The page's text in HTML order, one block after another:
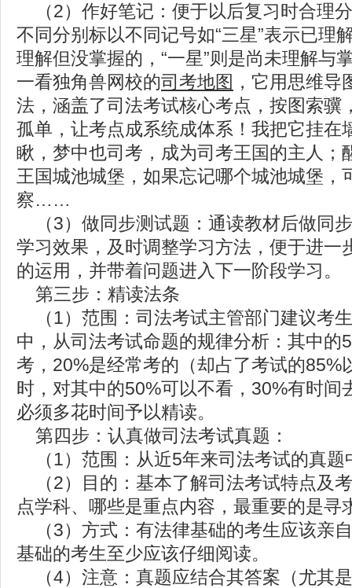
（2）作好笔记：便于以后复习时合理
不同分别标以不同记号如“三星”表示已理
理解但没掌握的，“一星”则是尚未理解与
一看独角兽网校的司考地图 ，它用思维
法，涵盖了司法考试核心考点，按图索骥
孤单，让考点成系统成体系！我把它挂在
瞅，梦中也司考，成为司考王国的主人；
王国城池城堡，如果忘记哪个城池城堡，
察……
（3）做同步测试题：通读教材后做同
学习效果，及时调整学习方法，便于进一
的运用，并带着问题进入下一阶段学习。
第三步：精读法条
（1）范围：司法考试主管部门建议考
中，从司法考试命题的规律分析：其中的
考，20%是经常考的（却占了考试的85%
时，对其中的50%可以不看，30%有时间
必须多花时间予以精读。
第四步：认真做司法考试真题：
（1）范围：从近5年来司法考试的真题
（2）目的：基本了解司法考试特点及
点学科、哪些是重点内容，最重要的是寻
（3）方式：有法律基础的考生应该亲
基础的考生至少应该仔细阅读。
（4）注意：真题应结合其答案（尤其